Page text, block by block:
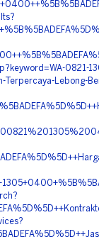
0821-
Terpercaya-Lebong-